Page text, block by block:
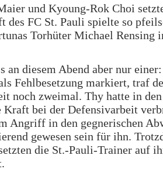
und Kyoung-Rok Choi
des FC St. Pauli spielte so
Torhüter Michael Rensing
an diesem Abend aber nur
Fehlbesetzung markiert, traf
noch zweimal. Thy hatte in den
Kraft bei der Defensivarbeit
Angriff in den gegnerischen
gewesen sein für ihn.
die St.-Pauli-Trainer auf